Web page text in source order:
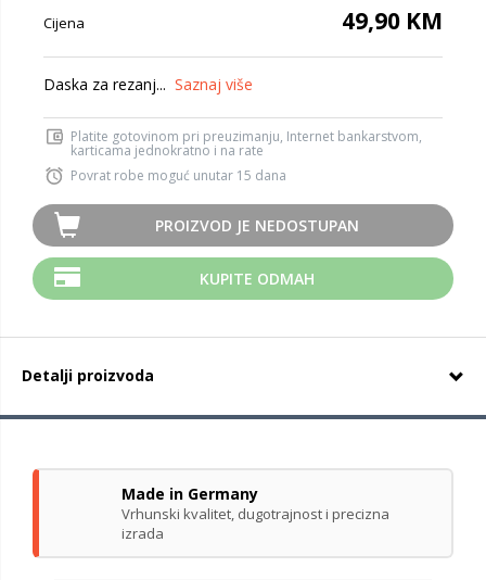
Cijena 49,90 KM
Daska za rezanj... Saznaj više
Platite gotovinom pri preuzimanju, Internet bankarstvom,
karticama jednokratno i na rate
Povrat robe moguć unutar 15 dana
PROIZVOD JE NEDOSTUPAN
KUPITE ODMAH
Detalji proizvoda
Made in Germany
Vrhunski kvalitet, dugotrajnost i precizna
izrada